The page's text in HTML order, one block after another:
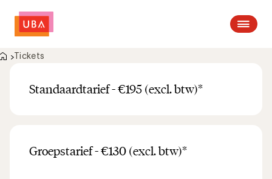
Open
Tickets
Standaardtarief - €195 (excl. btw)*
Groepstarief - €130 (excl. btw)*